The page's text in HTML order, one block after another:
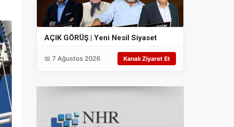
AÇIK GÖRÜŞ | Yeni Nesil Siyaset
📅 7 Ağustos 2026 Kanalı Ziyaret Et